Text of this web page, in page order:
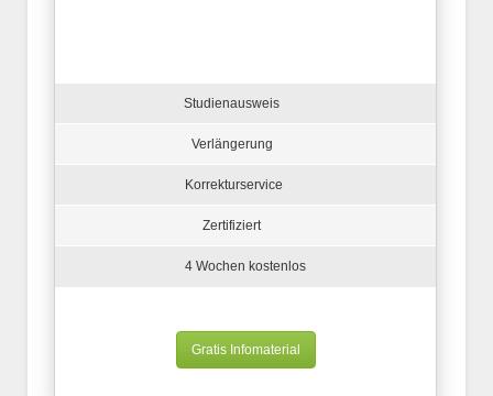
Studienausweis
Verlängerung
Korrekturservice
Zertifiziert
4 Wochen kostenlos
Gratis Infomaterial